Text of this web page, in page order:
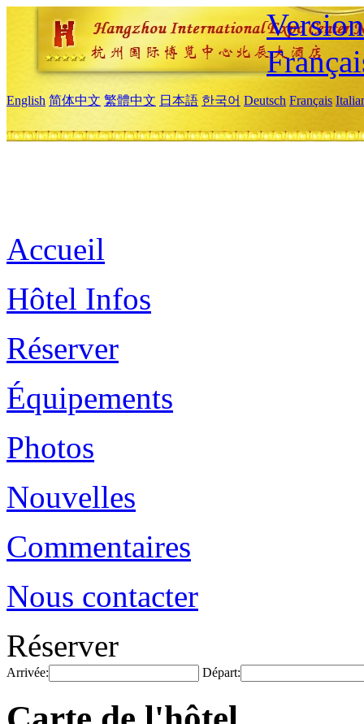
English 简体中文 繁體中文 日本語 한국어 Deutsch Français
Accueil
Hôtel Infos
Réserver
Équipements
Photos
Nouvelles
Commentaires
Nous contacter
Réserver
Arrivée: Départ: